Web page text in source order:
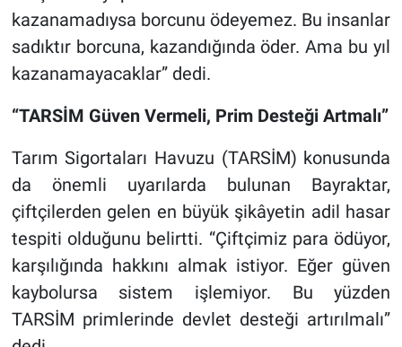
kazanamadıysa borcunu ödeyemez. Bu insanlar
sadıktır borcuna, kazandığında öder. Ama bu yıl
kazanamayacaklar” dedi.
“TARSİM Güven Vermeli, Prim Desteği Artmalı”
Tarım Sigortaları Havuzu (TARSİM) konusunda
da önemli uyarılarda bulunan Bayraktar,
çiftçilerden gelen en büyük şikâyetin adil hasar
tespiti olduğunu belirtti. “Çiftçimiz para ödüyor,
karşılığında hakkını almak istiyor. Eğer güven
kaybolursa sistem işlemiyor. Bu yüzden
TARSİM primlerinde devlet desteği artırılmalı”